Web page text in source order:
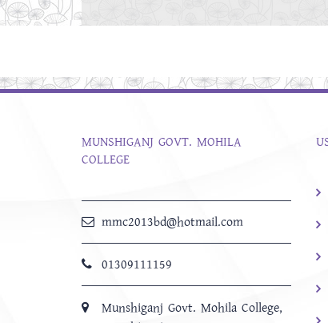
MUNSHIGANJ GOVT. MOHILA
COLLEGE
mmc2013bd@hotmail.com
01309111159
Munshiganj Govt. Mohila College,